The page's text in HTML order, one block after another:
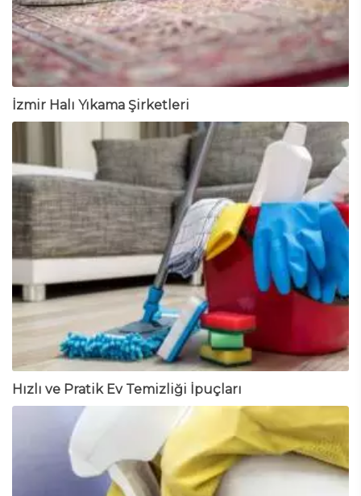
İzmir Halı Yıkama Şirketleri
Hızlı ve Pratik Ev Temizliği İpuçları